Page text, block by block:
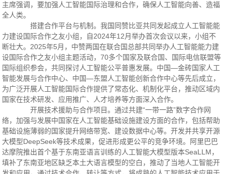
主席强调，要加强人工智能国际治理和合作，确保人工智能向善、造福
全人类。
搭建合作平台与机制。我国同赞比亚共同发起成立人工智能能
力建设国际合作之友小组，自2024年12月举办首次会议以来，小组不
断壮大。2025年5月，中赞两国在联合国总部共同举办人工智能能力建
设国际合作之友小组主题活动，70多个国家及联合国、国际电信联盟等
国际组织参会，共同探讨人工智能公平普惠发展。中国—金砖国家人工
智能发展与合作中心、中国—东盟人工智能创新合作中心等先后成立，
为广泛开展人工智能国际合作提供了常态化、机制化平台，推动区域内
国家在技术研发、应用推广、人才培养等方面深入合作。
开展技术援助与合作项目。通过共建“一带一路”数字合作网
络，加强与发展中国家在人工智能基础设施建设方面的合作，包括帮助
基础设施薄弱的国家提升网络带宽、建设数据中心等。开发并共享开源
大模型DeepSeek等技术成果，促进形成更公平的竞争环境。阿里巴巴
达摩院推出首个基于东南亚语言训练的人工智能大模型版本SeaLLM，
填补了东南亚地区缺乏本土大语言模型的空白，推动了当地人工智能开